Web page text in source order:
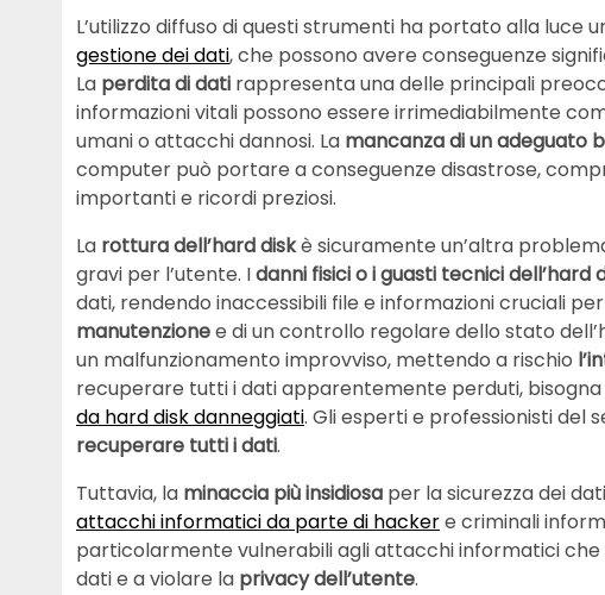
L’utilizzo diffuso di questi strumenti ha portato alla luce
gestione dei dati, che possono avere conseguenze
La perdita di dati rappresenta una delle principali
informazioni vitali possono essere irrimediabilmente
umani o attacchi dannosi. La mancanza di un adeguato
computer può portare a conseguenze disastrose,
importanti e ricordi preziosi.
La rottura dell’hard diskè sicuramente un’altra
gravi per l’utente. Idanni fisici o i guasti tecnici dell’hard
dati, rendendo inaccessibili file e informazioni cruciali per
manutenzionee di un controllo regolare dello stato
un malfunzionamento improvviso, mettendo a rischio
recuperare tutti i dati apparentemente perduti, bisogna
da hard disk danneggiati. Gli esperti e professionisti del
recuperare tutti i dati.
Tuttavia, la minaccia più insidiosa per la sicurezza dei
attacchi informatici da parte di hackere criminali
particolarmente vulnerabili agli attacchi informatici
dati e a violare la privacy dell’utente.